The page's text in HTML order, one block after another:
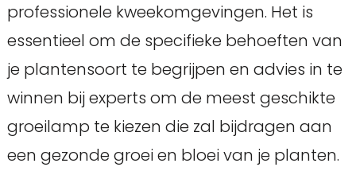
professionele kweekomgevingen. Het is
essentieel om de specifieke behoeften van
je plantensoort te begrijpen en advies in te
winnen bij experts om de meest geschikte
groeilamp te kiezen die zal bijdragen aan
een gezonde groei en bloei van je planten.